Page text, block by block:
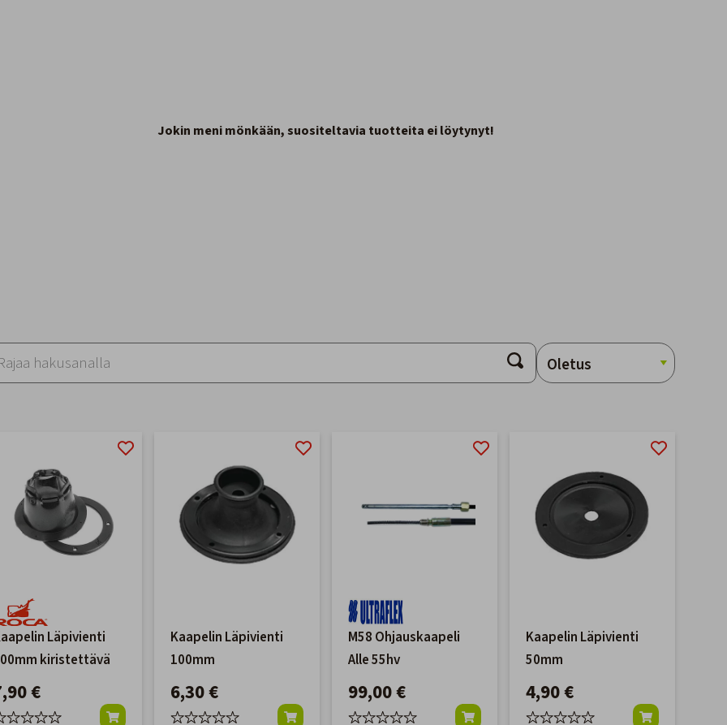
Jokin meni mönkään, suositeltavia tuotteita ei löytynyt!
Läpivienti
kiristettävä
€
Kaapelin Läpivienti
100mm
6,30 €
M58 Ohjauskaapeli
Alle 55hv
99,00 €
Kaapelin Läpivienti
50mm
4,90 €